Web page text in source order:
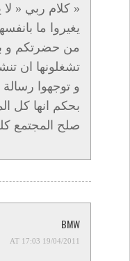
« كلام ربي « لا
يغيروا ما
من حضرتكم و
تشغلونها ان
و توجهوا رسالة
بحكم انها كل
صلح المجتمع
BMW
19/04/2011 AT 17:03